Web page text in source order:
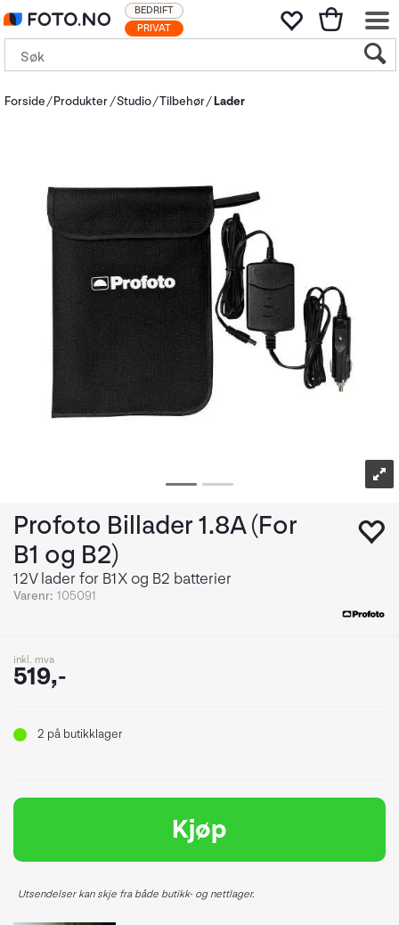
PRIVAT
BEDRIFT
Forside Produkter Studio Tilbehør Lader
Profoto Billader 1.8A (For
B1 og B2)
12V lader for B1X og B2 batterier
Varenr: 105091
inkl. mva
519,-
2 på butikklager
Kjøp
Utsendelser kan skje fra både butikk- og nettlager.